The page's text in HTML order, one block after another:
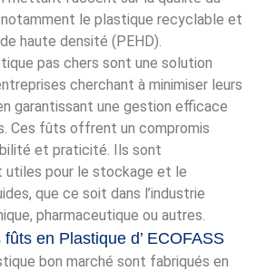
le plastique recyclable et
haute densité (PEHD).
pas chers sont une solution
cherchant à minimiser leurs
garantissant une gestion efficace
Ces fûts offrent un compromis
et praticité. Ils sont
utiles pour le stockage et le
que ce soit dans l’industrie
pharmaceutique ou autres.
en Plastique d’ ECOFASS
bon marché sont fabriqués en